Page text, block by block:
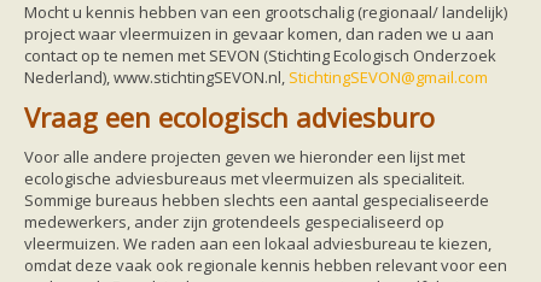
Regionale of provinciale werkgroepen
Jeugd
Internationaal
Landelijke natuurverenigingen
Ik wil graag mee op vleermuisexcursie
Vleermuizen in de tuin
Aankondiging activiteiten
Ik ben op zoek naar een detector
Ecologie en soorten
Hoe vleermuizen leven
Voedsel en jagen
Verblijfplaatsen
Mocht u kennis hebben van een grootschalig (regionaal/ landelijk)
project waar vleermuizen in gevaar komen, dan raden we u aan
contact op te nemen met SEVON (Stichting Ecologisch Onderzoek
Nederland), www.stichtingSEVON.nl, StichtingSEVON@gmail.com
Vraag een ecologisch adviesburo
Voor alle andere projecten geven we hieronder een lijst met
ecologische adviesbureaus met vleermuizen als specialiteit.
Sommige bureaus hebben slechts een aantal gespecialiseerde
medewerkers, ander zijn grotendeels gespecialiseerd op
vleermuizen. We raden aan een lokaal adviesbureau te kiezen,
omdat deze vaak ook regionale kennis hebben relevant voor een